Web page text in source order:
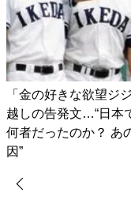
「金の好きな欲望ジ
越しの告発文…“日本
何者だったのか？ あ
因”